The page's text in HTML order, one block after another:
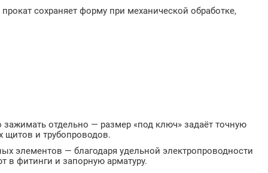
сохраняет форму при механической обработке,
отдельно — размер «под ключ» задаёт точную
щитов и трубопроводов.
элементов — благодаря удельной электропроводности
в фитинги и запорную арматуру.